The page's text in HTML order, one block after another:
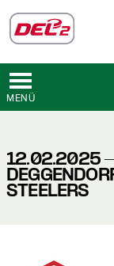
MENÜ
12.02.2025 -
STEELERS